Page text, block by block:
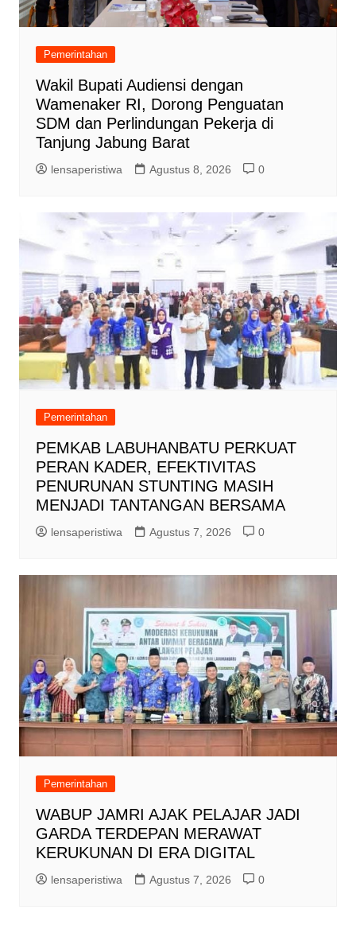
Pemerintahan
Wakil Bupati Audiensi dengan
Wamenaker RI, Dorong Penguatan
SDM dan Perlindungan Pekerja di
Tanjung Jabung Barat
lensaperistiwa Agustus 8, 2026 0
Pemerintahan
PEMKAB LABUHANBATU PERKUAT
PERAN KADER, EFEKTIVITAS
PENURUNAN STUNTING MASIH
MENJADI TANTANGAN BERSAMA
lensaperistiwa Agustus 7, 2026 0
Pemerintahan
WABUP JAMRI AJAK PELAJAR JADI
GARDA TERDEPAN MERAWAT
KERUKUNAN DI ERA DIGITAL
lensaperistiwa Agustus 7, 2026 0